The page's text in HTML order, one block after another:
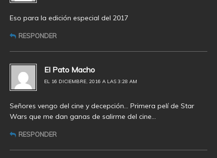
Eso para la edición especial del 2017
RESPONDER
El Pato Macho
EL 16 DICIEMBRE, 2016 A LAS 3:28 AM
Señores vengo del cine y decepción… Primera pelí de Star
Wars que me dan ganas de salirme del cine…
RESPONDER